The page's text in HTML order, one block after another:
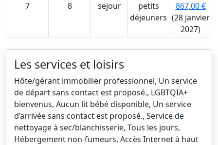
7
8 sejour
petits
déjeuners
867,00 €
(28 janvier
2027)
Les services et loisirs
Hôte/gérant immobilier professionnel, Un service
de départ sans contact est proposé., LGBTQIA+
bienvenus, Aucun lit bébé disponible, Un service
d’arrivée sans contact est proposé., Service de
nettoyage à sec/blanchisserie, Tous les jours,
Hébergement non-fumeurs, Accès Internet à haut